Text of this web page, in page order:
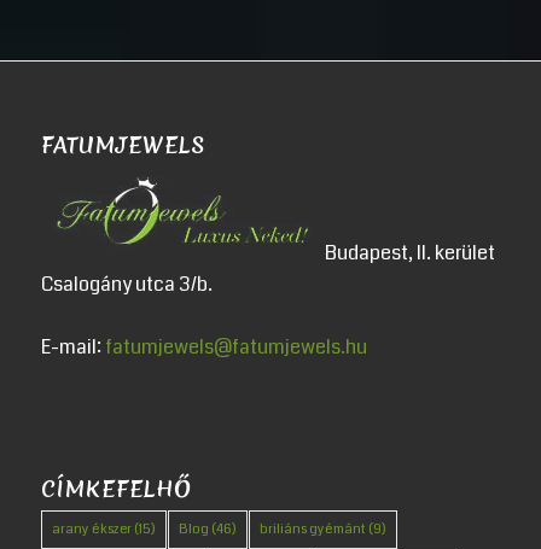
FATUMJEWELS
Budapest, II. kerület
Csalogány utca 3/b.
E-mail: fatumjewels@fatumjewels.hu
CÍMKEFELHŐ
arany ékszer(15) Blog (46) briliáns gyémánt (9)